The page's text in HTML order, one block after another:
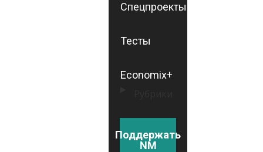
Спецпроекты
Тесты
Economix+
Поддержать
NM